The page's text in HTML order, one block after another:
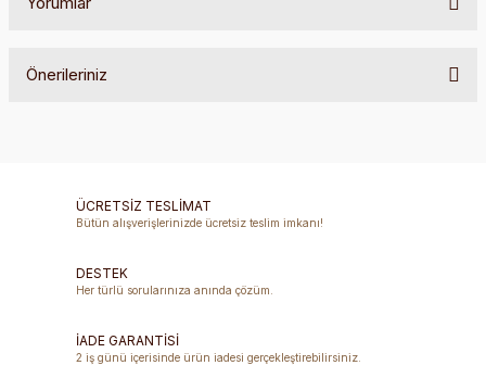
Önerileriniz
Ürün açıklamasında eksik bilgiler bulunuyor.
Ürün fiyatı diğer sitelerden daha pahalı.
Bu ürüne benzer farklı alternatifler olmalı.
ÜCRETSİZ TESLİMAT
Bütün alışverişlerinizde ücretsiz teslim imkanı!
DESTEK
Her türlü sorularınıza anında çözüm.
İADE GARANTİSİ
2 iş günü içerisinde ürün iadesi gerçekleştirebilirsiniz.